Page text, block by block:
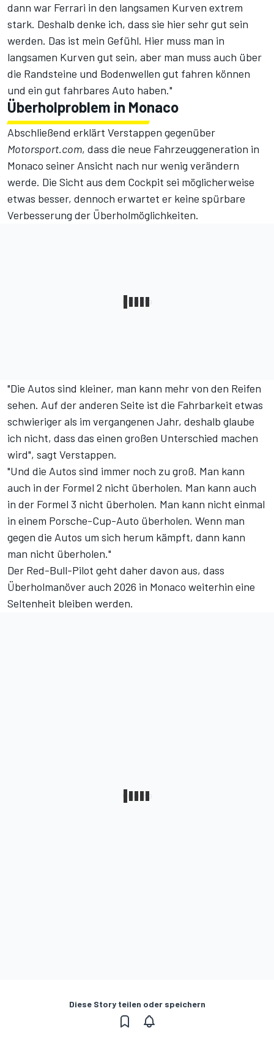
dann war Ferrari in den langsamen Kurven extrem
stark. Deshalb denke ich, dass sie hier sehr gut sein
werden. Das ist mein Gefühl. Hier muss man in
langsamen Kurven gut sein, aber man muss auch über
die Randsteine und Bodenwellen gut fahren können
und ein gut fahrbares Auto haben."
Überholproblem in Monaco
Abschließend erklärt Verstappen gegenüber
Motorsport.com, dass die neue Fahrzeuggeneration in
Monaco seiner Ansicht nach nur wenig verändern
werde. Die Sicht aus dem Cockpit sei möglicherweise
etwas besser, dennoch erwartet er keine spürbare
Verbesserung der Überholmöglichkeiten.
"Die Autos sind kleiner, man kann mehr von den Reifen
sehen. Auf der anderen Seite ist die Fahrbarkeit etwas
schwieriger als im vergangenen Jahr, deshalb glaube
ich nicht, dass das einen großen Unterschied machen
wird", sagt Verstappen.
"Und die Autos sind immer noch zu groß. Man kann
auch in der Formel 2 nicht überholen. Man kann auch
in der Formel 3 nicht überholen. Man kann nicht einmal
in einem Porsche-Cup-Auto überholen. Wenn man
gegen die Autos um sich herum kämpft, dann kann
man nicht überholen."
Der Red-Bull-Pilot geht daher davon aus, dass
Überholmanöver auch 2026 in Monaco weiterhin eine
Seltenheit bleiben werden.
Diese Story teilen oder speichern